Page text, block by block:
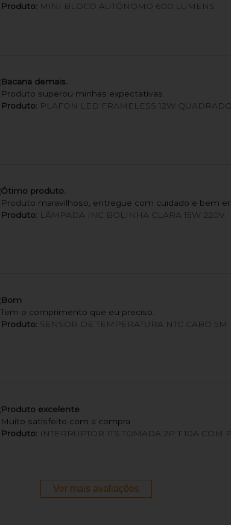
Produto: MINI BLOCO AUTÔNOMO 600 LUMENS
Bacana demais.
Produto superou minhas expectativas.
Produto: PLAFON LED FRAMELESS 12W
Ótimo produto.
Produto maravilhoso, entregue com cuidado e bem
Produto: LÂMPADA INC BOLINHA CLARA 15W 220V
Bom
Tem o comprimento que eu preciso.
Produto: SENSOR DE TEMPERATURA NTC CABO 5M
Produto excelente
Muito satisfeito com a compra
Produto: INTERRUPTOR 1TS TOMADA 2P T 10A COM
Ver mais avaliações